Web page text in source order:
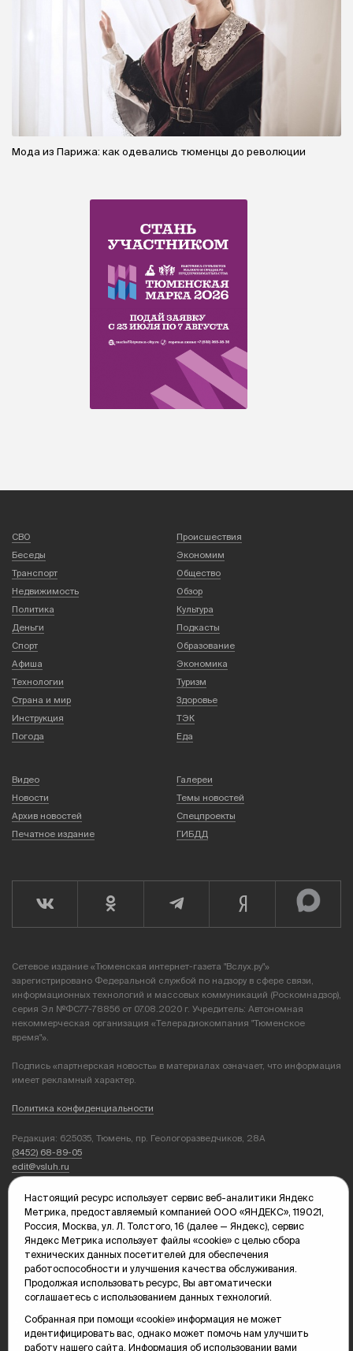
Мода из Парижа: как одевались тюменцы до революции
СВО
Происшествия
Беседы
Экономим
Транспорт
Общество
Недвижимость
Обзор
Политика
Культура
Деньги
Подкасты
Спорт
Образование
Афиша
Экономика
Технологии
Туризм
Страна и мир
Здоровье
Инструкция
ТЭК
Погода
Еда
Видео
Галереи
Новости
Темы новостей
Архив новостей
Спецпроекты
Печатное издание
ГИБДД
Сетевое издание «Тюменская интернет-газета "Вслух.ру"»
зарегистрировано Федеральной службой по надзору в сфере связи,
информационных технологий и массовых коммуникаций (Роскомнадзор),
серия Эл №ФС77-78856 от 07.08.2020 г. Учредитель: Автономная
некоммерческая организация «Телерадиокомпания "Тюменское
время"».
Подпись «партнерская новость» в материалах означает, что информация
имеет рекламный характер.
Политика конфиденциальности
Редакция: 625035, Тюмень, пр. Геологоразведчиков, 28А
(3452) 68-89-05
edit@vsluh.ru
Главный редактор: Панкина Т.Ю.
kika@vsluh.ru
По вопросам рекламы:
(3452) 68-89-78
kotovaev@sibinformburo.ru
mim@vsluh.ru
Настоящий ресурс использует сервис веб-аналитики Яндекс
Метрика, предоставляемый компанией ООО «ЯНДЕКС», 119021,
Россия, Москва, ул. Л. Толстого, 16 (далее — Яндекс), сервис
Яндекс Метрика использует файлы «cookie» с целью сбора
технических данных посетителей для обеспечения
работоспособности и улучшения качества обслуживания.
Продолжая использовать ресурс, Вы автоматически
соглашаетесь с использованием данных технологий.
Собранная при помощи «cookie» информация не может
идентифицировать вас, однако может помочь нам улучшить
работу нашего сайта. Информация об использовании вами